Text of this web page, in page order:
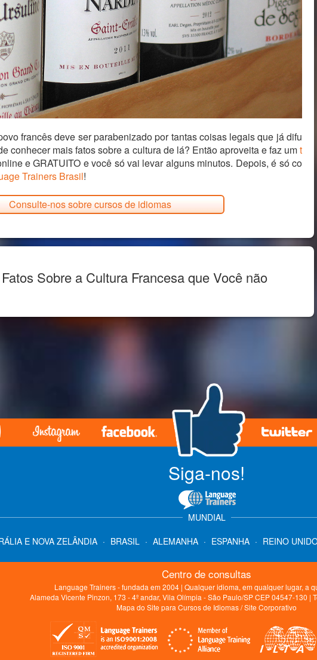
francês deve ser parabenizado por tantas coisas legais que já difu
conhecer mais fatos sobre a cultura de lá? Então aproveita e faz umt
e GRATUITO e você só vai levar alguns minutos. Depois, é só co
Trainers Brasil!
Consulte-nos sobre cursos de idiomas
Sobre a Cultura Francesa que Você não
Siga-nos!
MUNDIAL
E NOVA ZELÂNDIA · BRASIL · ALEMANHA · ESPANHA · REINO
Centro de consultas
Language Trainers - fundada em 2004 | Qualquer idioma, em qualquer lugar, a
Alameda Vicente Pinzon, 173 - 4º andar, Vila Olímpia - São Paulo/SP CEP 04547-130 |
Mapa do Site para Cursos de Idiomas/Site Corporativo